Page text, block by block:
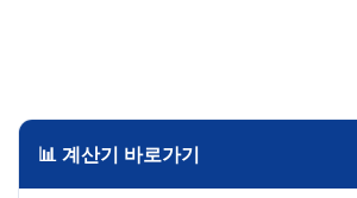
📊 계산기 바로가기